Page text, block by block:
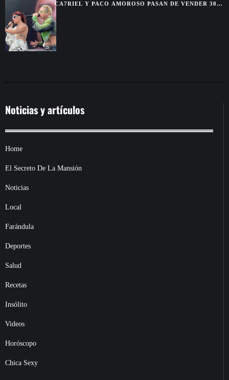
CA7RIEL Y PACO AMOROSO PASAN DE VENDER 300
BOLETOS A REUNIR 15.000 FANS EN MÉXICO
Noticias y artículos
Home
El Secreto De La Mansión
Noticias
Local
Farándula
Deportes
Salud
Recetas
Insólito
Videos
Horóscopo
Chica Sexy